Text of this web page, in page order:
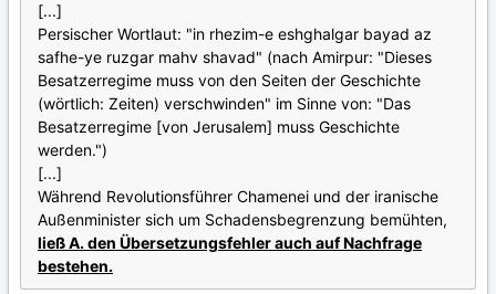
[...]
Persischer Wortlaut: "in rhezim-e eshghalgar bayad az
safhe-ye ruzgar mahv shavad" (nach Amirpur: "Dieses
Besatzerregime muss von den Seiten der Geschichte
(wörtlich: Zeiten) verschwinden" im Sinne von: "Das
Besatzerregime [von Jerusalem] muss Geschichte
werden.")
[...]
Während Revolutionsführer Chamenei und der iranische
Außenminister sich um Schadensbegrenzung bemühten,
ließ A. den Übersetzungsfehler auch auf Nachfrage
bestehen.